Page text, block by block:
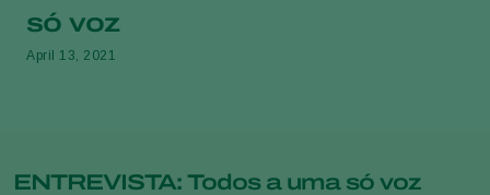
só voz
April 13, 2021
ENTREVISTA: Todos a uma só voz